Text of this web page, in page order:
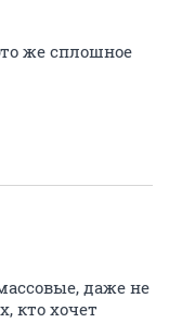
же сплошное
даже не
кто хочет